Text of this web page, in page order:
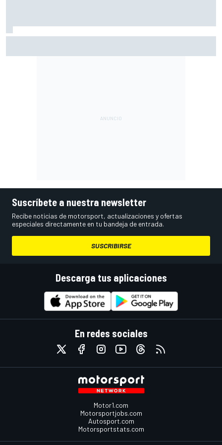
Suscríbete a nuestra newsletter
Recibe noticias de motorsport, actualizaciones y ofertas
especiales directamente en tu bandeja de entrada.
SUSCRIBIRSE
Descarga tus aplicaciones
En redes sociales
Motor1.com
Motorsportjobs.com
Autosport.com
Motorsportstats.com